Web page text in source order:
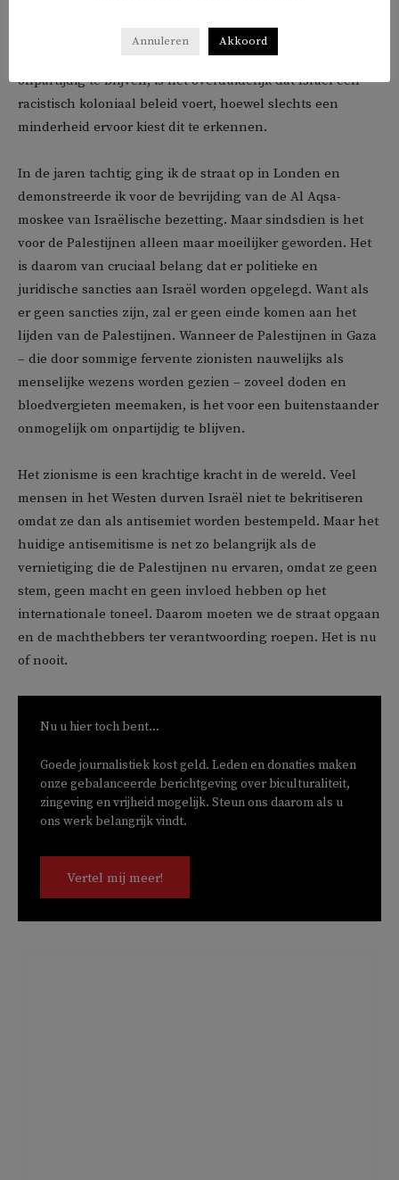
als een diepere oorzaak. Hoewel het een uiterst gevoelige
kwestie is en sommige mensen er de voorkeur aan geven
onpartijdig te blijven, is het overduidelijk dat Israël een
racistisch koloniaal beleid voert, hoewel slechts een
minderheid ervoor kiest dit te erkennen.
In de jaren tachtig ging ik de straat op in Londen en
demonstreerde ik voor de bevrijding van de Al Aqsa-
moskee van Israëlische bezetting. Maar sindsdien is het
voor de Palestijnen alleen maar moeilijker geworden. Het
is daarom van cruciaal belang dat er politieke en
juridische sancties aan Israël worden opgelegd. Want als
er geen sancties zijn, zal er geen einde komen aan het
lijden van de Palestijnen. Wanneer de Palestijnen in Gaza
– die door sommige fervente zionisten nauwelijks als
menselijke wezens worden gezien – zoveel doden en
bloedvergieten meemaken, is het voor een buitenstaander
onmogelijk om onpartijdig te blijven.
Het zionisme is een krachtige kracht in de wereld. Veel
mensen in het Westen durven Israël niet te bekritiseren
omdat ze dan als antisemiet worden bestempeld. Maar het
huidige antisemitisme is net zo belangrijk als de
vernietiging die de Palestijnen nu ervaren, omdat ze geen
stem, geen macht en geen invloed hebben op het
internationale toneel. Daarom moeten we de straat opgaan
en de machthebbers ter verantwoording roepen. Het is nu
of nooit.
Nu u hier toch bent...
Goede journalistiek kost geld. Leden en donaties maken
onze gebalanceerde berichtgeving over biculturaliteit,
zingeving en vrijheid mogelijk. Steun ons daarom als u
ons werk belangrijk vindt.
Vertel mij meer!
Annuleren Akkoord